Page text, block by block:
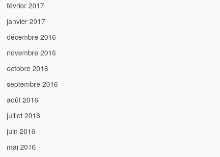
février 2017
janvier 2017
décembre 2016
novembre 2016
octobre 2016
septembre 2016
août 2016
juillet 2016
juin 2016
mai 2016